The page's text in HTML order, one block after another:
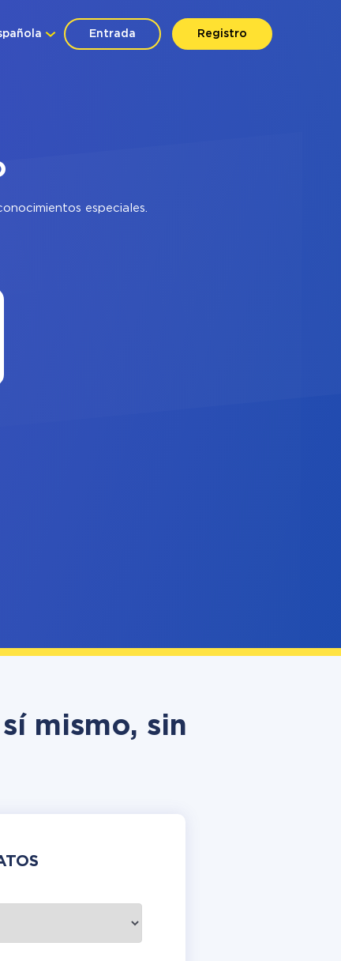
Entrada Registro
especiales.
mismo, sin